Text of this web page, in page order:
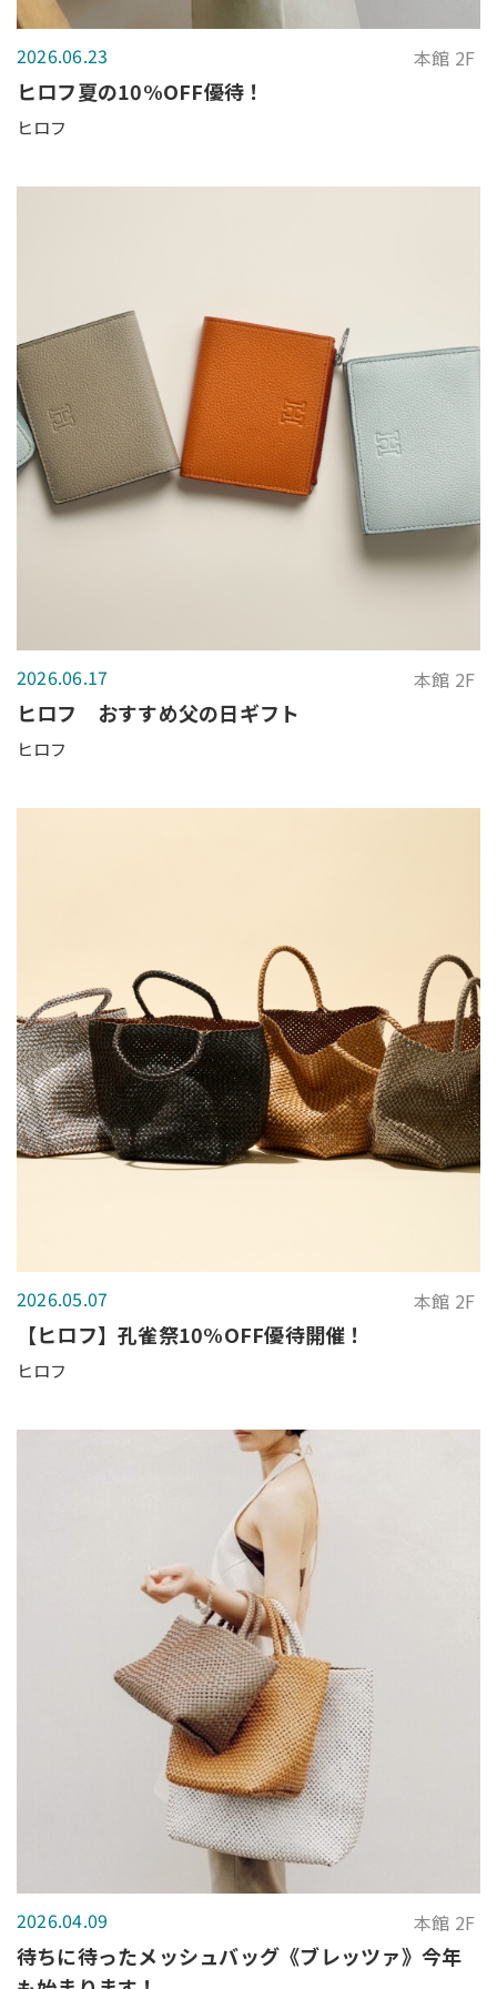
2026.06.23 本館 2F
ヒロフ夏の10%OFF優待！
ヒロフ
2026.06.17 本館 2F
ヒロフ おすすめ父の日ギフト
ヒロフ
2026.05.07 本館 2F
【ヒロフ】孔雀祭10%OFF優待開催！
ヒロフ
2026.04.09 本館 2F
待ちに待ったメッシュバッグ《ブレッツァ》今年